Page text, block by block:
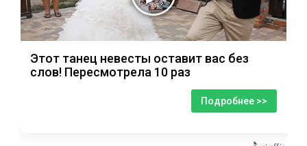
Этот танец невесты оставит вас без
слов! Пересмотрела 10 раз
Подробнее >>